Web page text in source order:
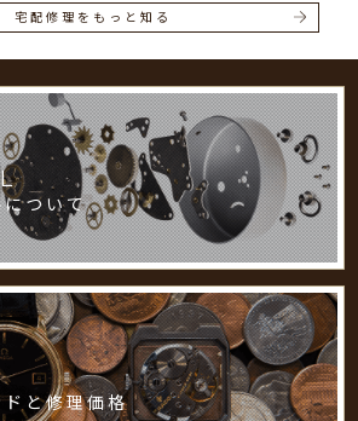
宅配修理をもっと知る
ついて
と修理価格